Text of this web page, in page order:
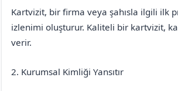
Kartvizit, bir firma veya şahısla ilgili ilk
izlenimi oluşturur. Kaliteli bir kartvizit,
verir.
2. Kurumsal Kimliği Yansıtır